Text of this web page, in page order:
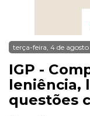
terça-feira, 4 de
IGP -
leniência,
questões